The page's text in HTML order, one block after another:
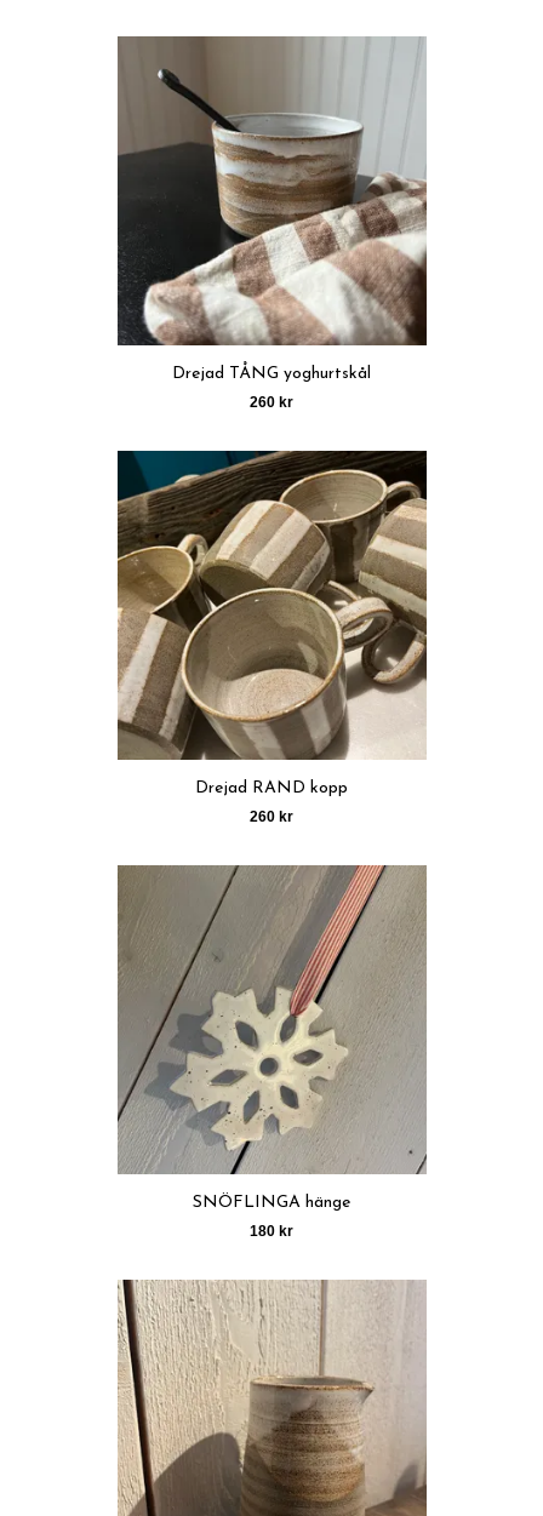
Drejad TÅNG yoghurtskål
260 kr
Drejad RAND kopp
260 kr
SNÖFLINGA hänge
180 kr